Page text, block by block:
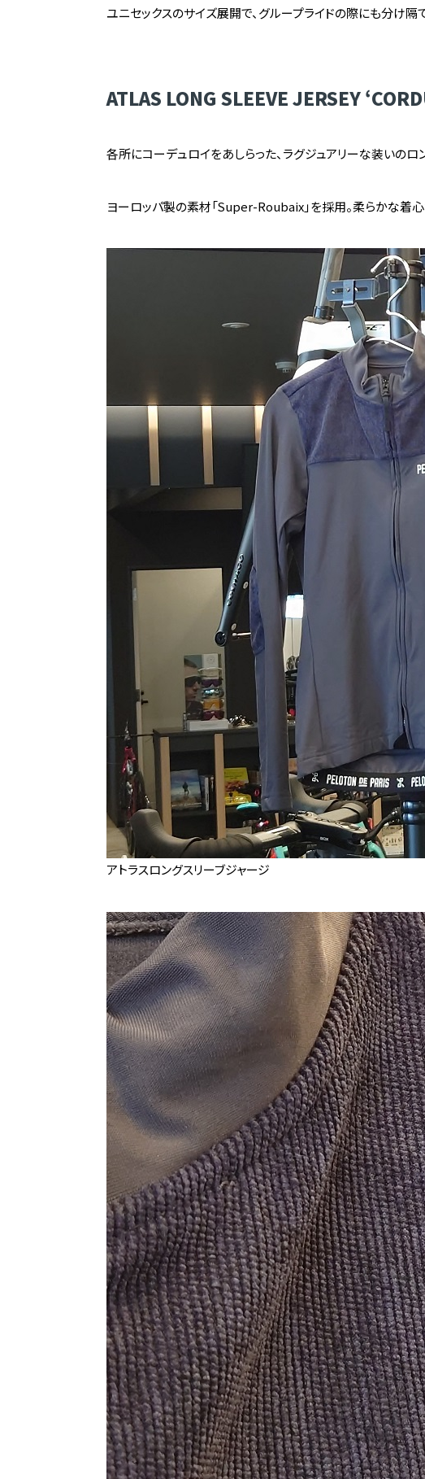
ユニセックスのサイズ展開で、グループライドの際にも分け
ATLAS LONG SLEEVE JERSEY
各所にコーデュロイをあしらった、ラグジュアリーな装いのロ
ヨーロッパ製の素材「Super-Roubaix」を採用。柔らかな着
アトラスロングスリーブジャージ